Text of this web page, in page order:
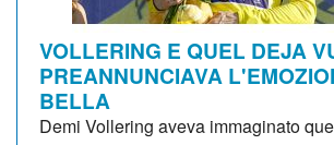
VOLLERING E QUEL DEJA
PREANNUNCIAVA
BELLA
Demi Vollering aveva immaginato